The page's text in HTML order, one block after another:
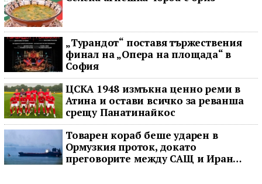
„Турандот“ поставя тържествения
финал на „Опера на площада“ в
София
ЦСКА 1948 измъкна ценно реми в
Атина и остави всичко за реванша
срещу Панатинайкос
Товарен кораб беше ударен в
Ормузкия проток, докато
преговорите между САЩ и Иран